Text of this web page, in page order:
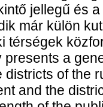
jellegű és
már külön
térségek
presents a
districts of the
and the